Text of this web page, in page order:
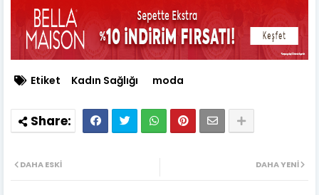
Etiket Kadın Sağlığı moda
DAHA YENI
DAHA ESKI